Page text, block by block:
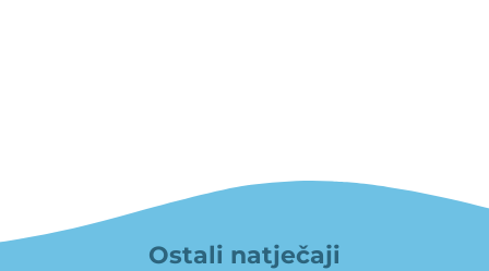
Ostali natječaji